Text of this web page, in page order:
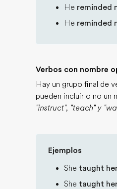
He reminded
He reminded
Verbos con nombre
Hay un grupo final de
pueden incluir o no un
"instruct", "teach" y
Ejemplos
She taught
She taught